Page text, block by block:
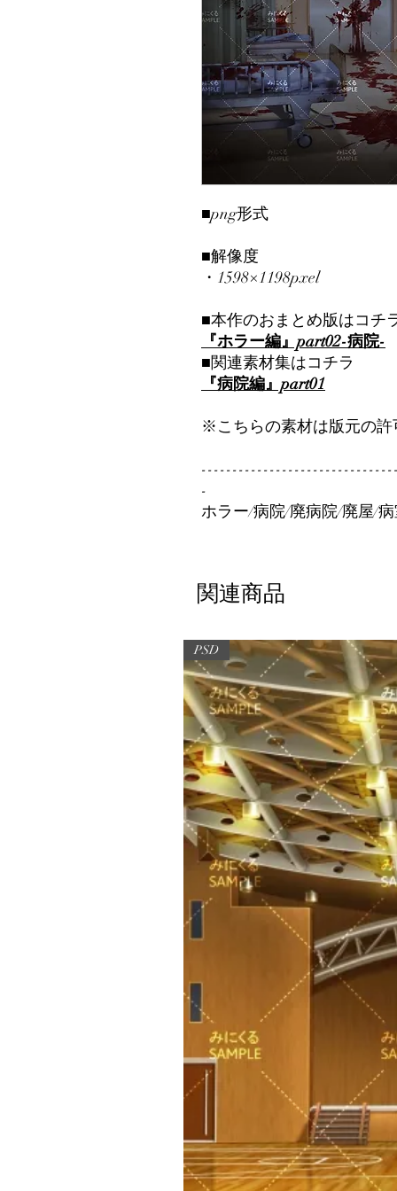
■png形式
■解像度
・1598×1198pxel
■本作のおまとめ版はコチ
『ホラー編』part02-病院-
■関連素材集はコチラ
『病院編』part01
※こちらの素材は版元の
-
ホラー/病院/廃病院/廃屋/
関連商品
PSD